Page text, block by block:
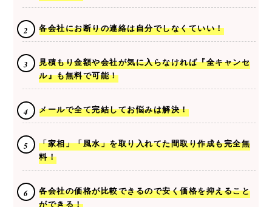
各会社にお断りの連絡は自分でしなくていい！
見積もり金額や会社が気に入らなければ『全キャンセ
ル』も無料で可能！
メールで全て完結してお悩みは解決！
「家相」「風水」を取り入れてた間取り作成も完全無
料！
各会社の価格が比較できるので安く価格を抑えること
ができる！